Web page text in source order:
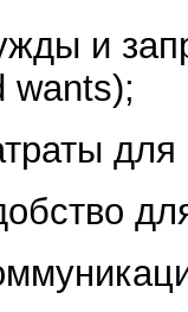
и
wants);